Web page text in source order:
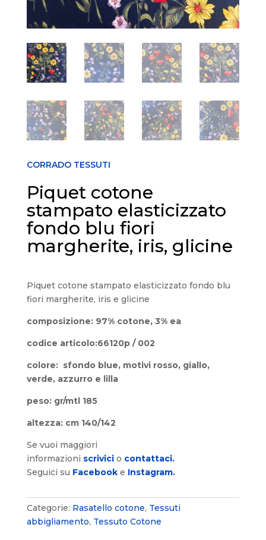
CORRADO TESSUTI
Piquet cotone
stampato elasticizzato
fondo blu fiori
margherite, iris, glicine
Piquet cotone stampato elasticizzato fondo blu
fiori margherite, iris e glicine
composizione: 97% cotone, 3% ea
codice articolo:66120p / 002
colore: sfondo blue, motivi rosso, giallo,
verde, azzurro e lilla
peso: gr/mtl 185
altezza: cm 140/142
Se vuoi maggiori
informazioni scrivici o contattaci.
Seguici su Facebooke Instagram.
Categorie: Rasatello cotone, Tessuti
abbigliamento, Tessuto Cotone